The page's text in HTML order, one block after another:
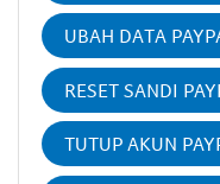
UBAH DATA
RESET SANDI
TUTUP AKUN